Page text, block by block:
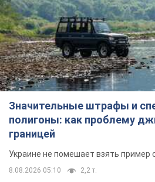
Значительные штрафы и
полигоны: как проблему
границей
Украине не помешает взять пример
8.08.2026 05:10 2,2 т.